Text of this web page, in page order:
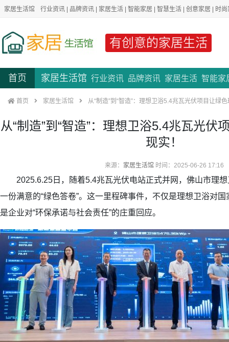
家居生活馆 行业资讯 | 品牌资讯 | 家居生活 | 智能家居 | 智慧生活 | 创意家居 | 时
有创意的家居生活
首页 家居生活馆 行业资讯 品牌资讯 家居生活 智能家
首页 家居生活馆 从“制造”到“智造”：理想卫浴5.4兆瓦光伏项目让绿
从“制造”到“智造”：理想卫浴5.4兆瓦光伏
现实！
来源： 家居生活馆时间：2025-06-26 17:16
2025.6.25日，随着5.4兆瓦光伏电站正式并网，佛山市理想
一份满意的“绿色答卷”。这一里程碑事件，不仅是理想卫浴对
是企业对“环保承诺与社会责任”的庄重回应。